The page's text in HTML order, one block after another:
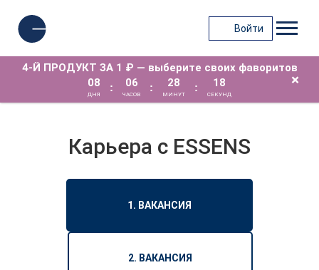
Войти
4-Й ПРОДУКТ ЗА 1 ₽ — выберите своих фаворитов
08
ДНЯ
: 06
ЧАСОВ
: 28
МИНУТ
: 18
СЕКУНД
×
Карьера с ESSENS
1. ВАКАНСИЯ
2. ВАКАНСИЯ